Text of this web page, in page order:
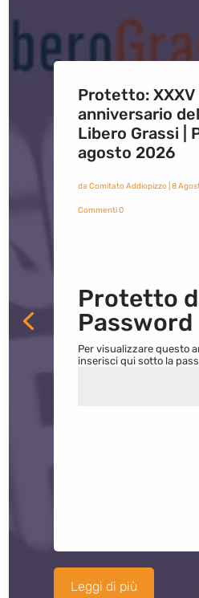
Protetto: XXXV
anniversario
Libero Grassi |
agosto 2026
da Comitato Addiopizzo| 8
Commenti 0
Protetto
Password
Per visualizzare questo
inserisci qui sotto la
Leggi di più